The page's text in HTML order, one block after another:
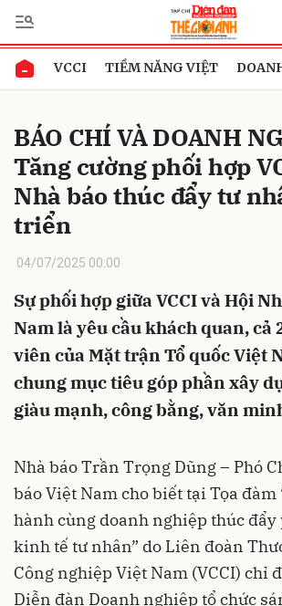
VCCI TIỀM NĂNG VIỆT
BÁO CHÍ VÀ DOANH
Tăng cường phối hợp
Nhà báo thúc đẩy tư
triển
04/07/2025 00:00
Sự phối hợp giữa VCCI và Hội
Nam là yêu cầu khách quan, cả
viên của Mặt trận Tổ quốc Việt
chung mục tiêu góp phần xây
giàu mạnh, công bằng, văn
Nhà báo Trần Trọng Dũng – Phó
báo Việt Nam cho biết tại Tọa đàm
hành cùng doanh nghiệp thúc
kinh tế tư nhân” do Liên đoàn
Công nghiệp Việt Nam (VCCI) chỉ
Diễn đàn Doanh nghiệp tổ chức
Gửi bình luận